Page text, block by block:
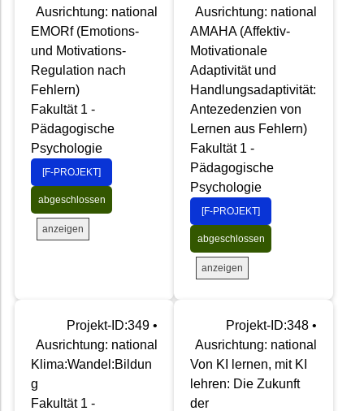
Ausrichtung: national
EMORf (Emotions-
und Motivations-
Regulation nach
Fehlern)
Fakultät 1 -
Pädagogische
Psychologie
[F-PROJEKT]
abgeschlossen
anzeigen
Ausrichtung: national
AMAHA (Affektiv-
Motivationale
Adaptivität und
Handlungsadaptivität:
Antezedenzien von
Lernen aus Fehlern)
Fakultät 1 -
Pädagogische
Psychologie
[F-PROJEKT]
abgeschlossen
anzeigen
Projekt-ID:349 •
Ausrichtung: national
Klima:Wandel:Bildun
g
Fakultät 1 -
Projekt-ID:348 •
Ausrichtung: national
Von KI lernen, mit KI
lehren: Die Zukunft
der